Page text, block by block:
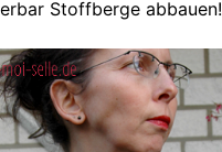
Stoffberge abbauen!